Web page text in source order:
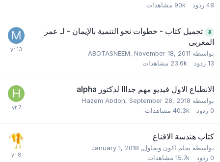
48 ردود 90k مشاهدات
تحميل كتاب - خطوات نحو التنمية بالإيمان - لـ عمر
المغربى
بواسطه ABOTASNEEM ,November 18, 2011
13 ردود 23.6k مشاهدات
الانطباع الاول فيديو مهم جدااا لدكتور alpha
بواسطه Hazem Abdon ,September 28, 2018
0 ردود 40.3k مشاهدات
كتاب هندسة الاقناع
بواسطه بحلم اكون وبحاول ,
January 1, 2018
0 ردود 15.7k مشاهدات